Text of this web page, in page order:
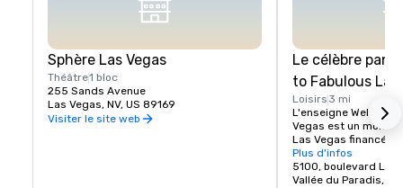
Sphère Las Vegas
Théâtre1 bloc
255 Sands Avenue
Las Vegas, NV, US 89169
Visiter le site web
Le célèbre
to Fabulous Las
Loisirs 3 mi
L'enseigne Welcome
Vegas est un
Las Vegas financé
peu de temps après
L'enseigne a été
la demande de Ted
Plus d'infos
5100, boulevard Las
Vallée du Paradis,